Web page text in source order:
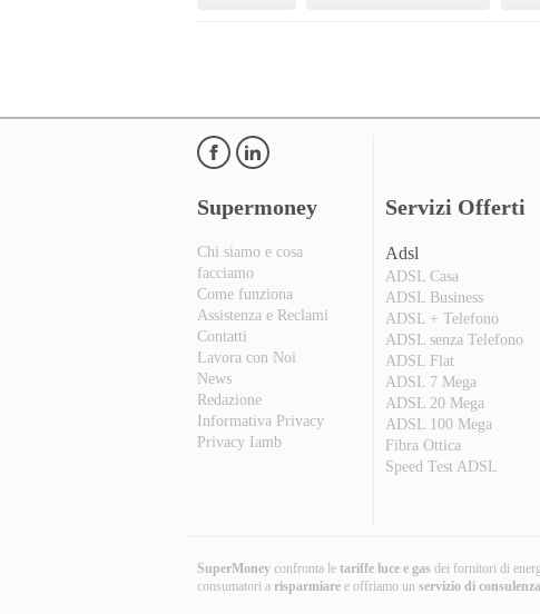
Supermoney
Chi siamo e cosa
facciamo
Come funziona
Assistenza e Reclami
Contatti
Lavora con Noi
News
Redazione
Informativa Privacy
Privacy Iamb
Servizi Offerti
Adsl
ADSL Casa
ADSL Business
ADSL + Telefono
ADSL senza Telefono
ADSL Flat
ADSL 7 Mega
ADSL 20 Mega
ADSL 100 Mega
Fibra Ottica
Speed Test ADSL
SuperMoney confronta le tariffe luce e gas dei fornitori di
consumatori a risparmiare e offriamo un servizio di